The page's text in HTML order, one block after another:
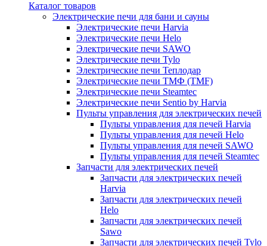
Каталог товаров
Электрические печи для бани и сауны
Электрические печи Harvia
Электрические печи Helo
Электрические печи SAWO
Электрические печи Tylo
Электрические печи Теплодар
Электрические печи ТМФ (TMF)
Электрические печи Steamtec
Электрические печи Sentio by Harvia
Пульты управления для электрических печей
Пульты управления для печей Harvia
Пульты управления для печей Helo
Пульты управления для печей SAWO
Пульты управления для печей Steamtec
Запчасти для электрических печей
Запчасти для электрических печей
Harvia
Запчасти для электрических печей
Helo
Запчасти для электрических печей
Sawo
Запчасти для электрических печей Tylo